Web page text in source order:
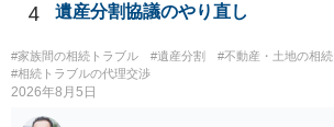
4 遺産分割協議のやり直し
#家族間の相続トラブル #遺産分割
#不動産・土地の相続
#相続トラブルの代理交渉
2026年8月5日